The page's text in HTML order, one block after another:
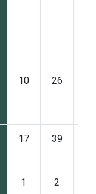
10 26
17 39
1 2